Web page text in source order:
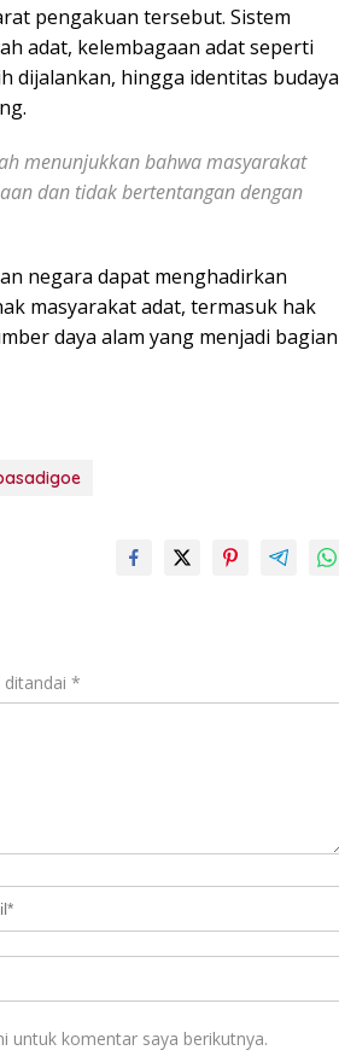
pengakuan tersebut. Sistem
adat, kelembagaan adat seperti
dijalankan, hingga identitas budaya
menunjukkan bahwa masyarakat
dan tidak bertentangan dengan
negara dapat menghadirkan
masyarakat adat, termasuk hak
daya alam yang menjadi bagian
ditandai *
untuk komentar saya berikutnya.